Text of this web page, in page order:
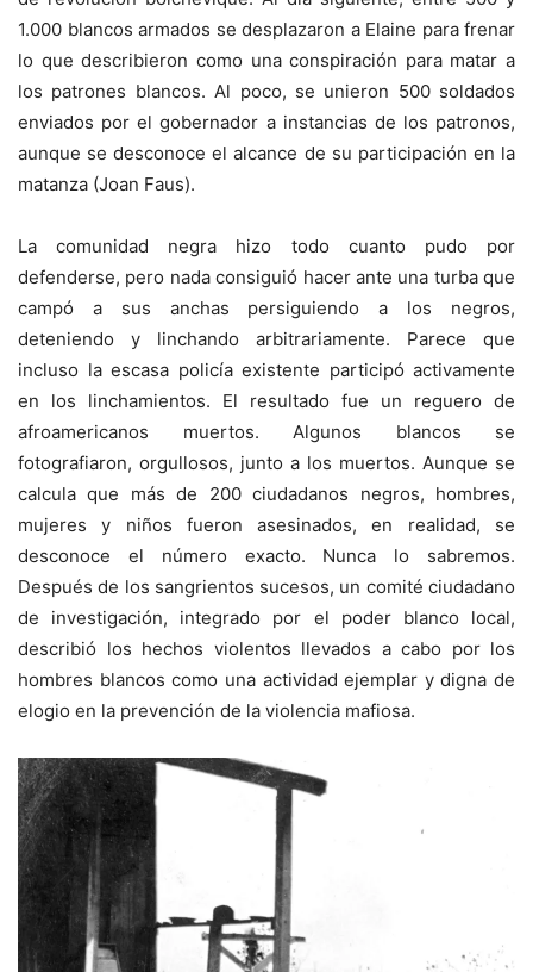
1.000 blancos armados se desplazaron a Elaine para frenar
lo que describieron como una conspiración para matar a
los patrones blancos. Al poco, se unieron 500 soldados
enviados por el gobernador a instancias de los patronos,
aunque se desconoce el alcance de su participación en la
matanza (Joan Faus).
La comunidad negra hizo todo cuanto pudo por
defenderse, pero nada consiguió hacer ante una turba que
campó a sus anchas persiguiendo a los negros,
deteniendo y linchando arbitrariamente. Parece que
incluso la escasa policía existente participó activamente
en los linchamientos. El resultado fue un reguero de
afroamericanos muertos. Algunos blancos se
fotografiaron, orgullosos, junto a los muertos. Aunque se
calcula que más de 200 ciudadanos negros, hombres,
mujeres y niños fueron asesinados, en realidad, se
desconoce el número exacto. Nunca lo sabremos.
Después de los sangrientos sucesos, un comité ciudadano
de investigación, integrado por el poder blanco local,
describió los hechos violentos llevados a cabo por los
hombres blancos como una actividad ejemplar y digna de
elogio en la prevención de la violencia mafiosa.